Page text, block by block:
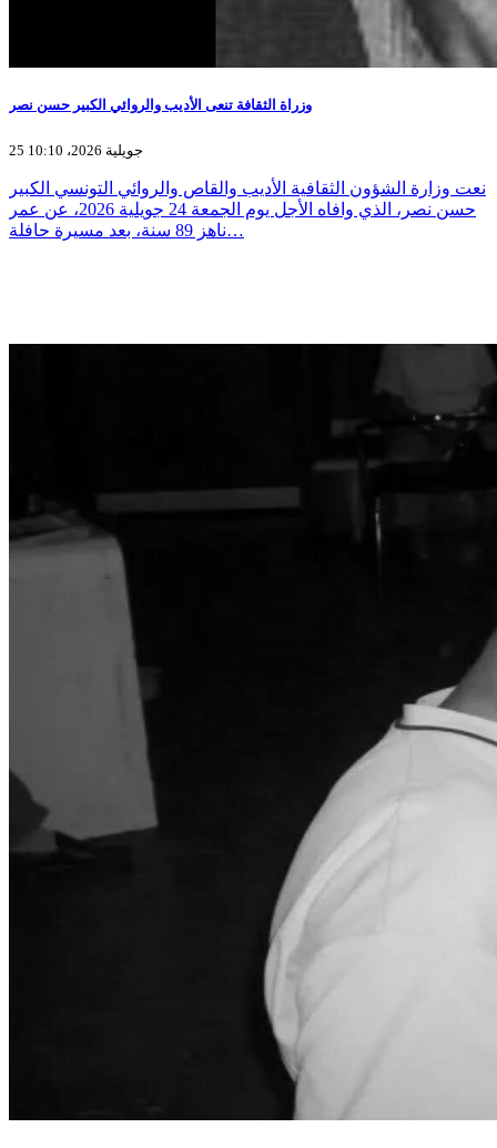
وزراة الثقافة تنعى الأديب والروائي الكبير حسن نصر
25 جويلية 2026، 10:10
نعت وزارة الشؤون الثقافية الأديب والقاص والروائي التونسي الكبير
حسن نصر، الذي وافاه الأجل يوم الجمعة 24 جويلية 2026، عن عمر
ناهز 89 سنة، بعد مسيرة حافلة…